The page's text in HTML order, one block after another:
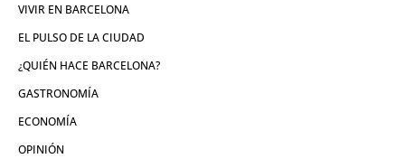
VIVIR EN BARCELONA
EL PULSO DE LA CIUDAD
¿QUIÉN HACE BARCELONA?
GASTRONOMÍA
ECONOMÍA
OPINIÓN